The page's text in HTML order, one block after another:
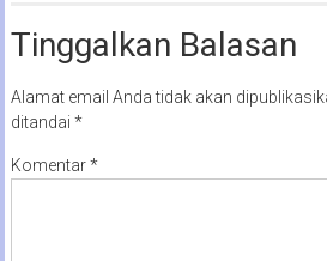
Tinggalkan Balasan
Alamat email Anda tidak akan
ditandai *
Komentar*